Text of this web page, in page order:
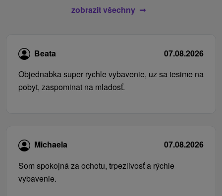
zobrazit všechny
Beata
07.08.2026
Objednabka super rychle vybavenie, uz sa tesime na
pobyt, zaspominat na mladosť.
Michaela
07.08.2026
Som spokojná za ochotu, trpezlivosť a rýchle
vybavenie.